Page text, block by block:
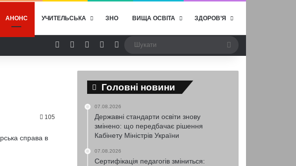
АНОНС УЧИТЕЛЬСЬКА ЗНО ВИЩА ОСВІТА ЗДОРОВ’Я
FacebookYouTube
RSS Випадкова стаття
Switch skin Шукати
105
справа в
Головні новини
07.08.2026
Державні стандарти освіти знову
змінено: що передбачає рішення
Кабінету Міністрів України
07.08.2026
Сертифікація педагогів зміниться: